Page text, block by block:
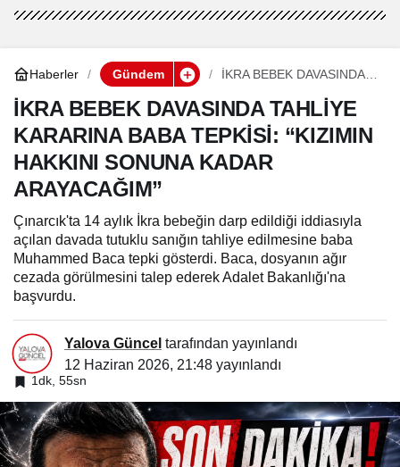
Haberler Gündem
İKRA BEBEK DAVASINDA
TEPKİSİ: “KIZIMIN
HAKKINI SONUNA KADAR
ARAYACAĞIM”
İKRA BEBEK DAVASINDA TAHLİYE
KARARINA BABA TEPKİSİ: “KIZIMIN
HAKKINI SONUNA KADAR
ARAYACAĞIM”
Çınarcık'ta 14 aylık İkra bebeğin darp edildiği iddiasıyla
açılan davada tutuklu sanığın tahliye edilmesine baba
Muhammed Baca tepki gösterdi. Baca, dosyanın ağır
cezada görülmesini talep ederek Adalet Bakanlığı'na
başvurdu.
Yalova Güncel tarafından yayınlandı
12 Haziran 2026, 21:48 yayınlandı
1dk, 55sn